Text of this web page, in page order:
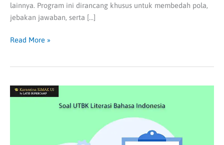
lainnya. Program ini dirancang khusus untuk membedah pola,
jebakan jawaban, serta […]
Read More »
Contoh